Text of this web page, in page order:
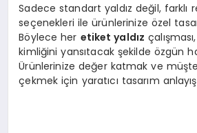
Sadece standart yaldız değil, farklı
seçenekleri ile ürünlerinize özel
Böylece her etiket yaldız
kimliğini yansıtacak şekilde özgün
Ürünlerinize değer katmak ve
çekmek için yaratıcı tasarım